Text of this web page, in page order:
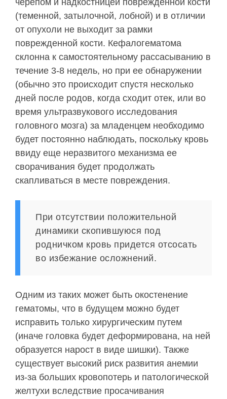
черепом и надкостницей поврежденной кости
(теменной, затылочной, лобной) и в отличии
от опухоли не выходит за рамки
поврежденной кости. Кефалогематома
склонна к самостоятельному рассасыванию в
течение 3-8 недель, но при ее обнаружении
(обычно это происходит спустя несколько
дней после родов, когда сходит отек, или во
время ультразвукового исследования
головного мозга) за младенцем необходимо
будет постоянно наблюдать, поскольку кровь
ввиду еще неразвитого механизма ее
сворачивания будет продолжать
скапливаться в месте повреждения.
При отсутствии положительной
динамики скопившуюся под
родничком кровь придется отсосать
во избежание осложнений.
Одним из таких может быть окостенение
гематомы, что в будущем можно будет
исправить только хирургическим путем
(иначе головка будет деформирована, на ней
образуется нарост в виде шишки). Также
существует высокий риск развития анемии
из-за больших кровопотерь и патологической
желтухи вследствие просачивания